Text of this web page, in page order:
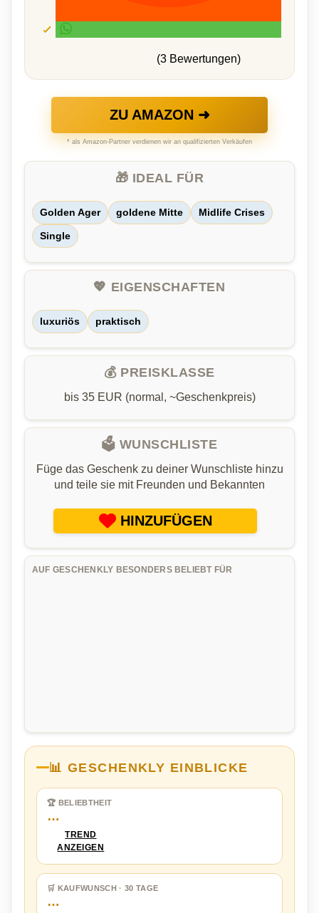
(3 Bewertungen)
ZU AMAZON ➜
* als Amazon-Partner verdienen wir an qualifizierten Verkäufen
🎁 IDEAL FÜR
Golden Ager goldene Mitte Midlife Crises
Single
💖 EIGENSCHAFTEN
luxuriös praktisch
💰 PREISKLASSE
bis 35 EUR (normal, ~Geschenkpreis)
🗳️ WUNSCHLISTE
Füge das Geschenk zu deiner Wunschliste hinzu
und teile sie mit Freunden und Bekannten
HINZUFÜGEN
AUF GESCHENKLY BESONDERS BELIEBT FÜR
📊 GESCHENKLY EINBLICKE
🏆 BELIEBTHEIT
…
TREND
ANZEIGEN
🛒 KAUFWUNSCH · 30 TAGE
…